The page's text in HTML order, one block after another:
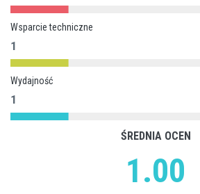
Wsparcie techniczne
1
Wydajność
1
ŚREDNIA OCEN
1.00